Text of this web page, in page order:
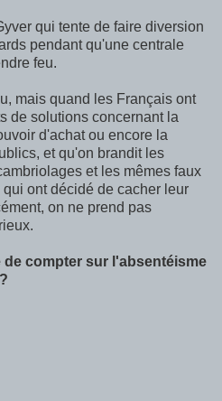
qui tente de faire diversion
pendant qu'une centrale
feu.
mais quand les Français ont
de solutions concernant la
d'achat ou encore la
et qu'on brandit les
et les mêmes faux
ont décidé de cacher leur
on ne prend pas
de compter sur l'absentéisme